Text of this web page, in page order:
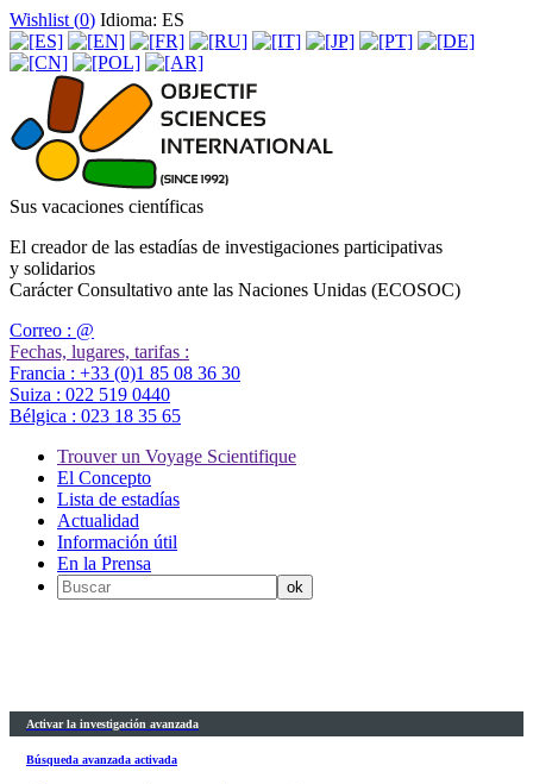
Wishlist (0) Idioma: ES
Sus vacaciones científicas
El creador de las estadías de investigaciones participativas
y solidarios
Carácter Consultativo ante las Naciones Unidas (ECOSOC)
Correo : @
Fechas, lugares, tarifas :
Francia : +33 (0)1 85 08 36 30
Suiza : 022 519 0440
Bélgica : 023 18 35 65
Trouver un Voyage Scientifique
El Concepto
Lista de estadías
Actualidad
Información útil
En la Prensa
Activar la investigación avanzada
Búsqueda avanzada activada